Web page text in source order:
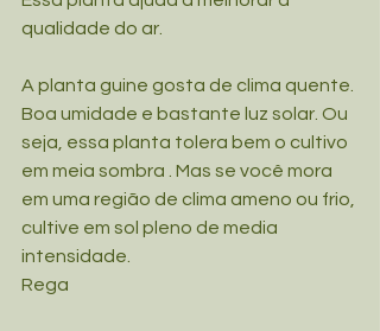
qualidade do ar.
A planta guine gosta de clima quente.
Boa umidade e bastante luz solar. Ou
seja, essa planta tolera bem o cultivo
em meia sombra . Mas se você mora
em uma região de clima ameno ou frio,
cultive em sol pleno de media
intensidade.
Rega